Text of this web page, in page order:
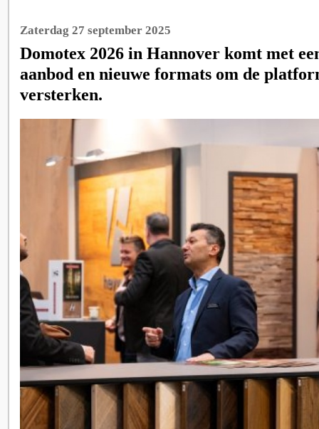
Zaterdag 27 september 2025
Domotex 2026 in Hannover komt met
aanbod en nieuwe formats om de
versterken.